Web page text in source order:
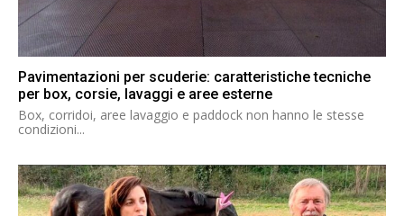
Pavimentazioni per scuderie: caratteristiche tecniche
per box, corsie, lavaggi e aree esterne
Box, corridoi, aree lavaggio e paddock non hanno le stesse
condizioni...